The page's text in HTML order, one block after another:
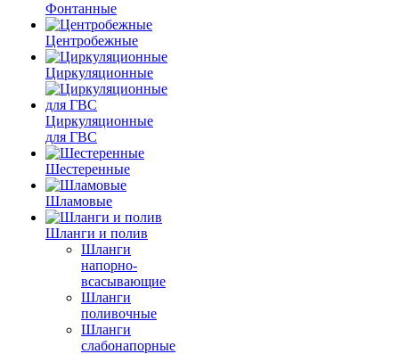
Фонтанные
Центробежные
Циркуляционные
Циркуляционные
для ГВС
Шестеренные
Шламовые
Шланги и полив
Шланги
напорно-
всасывающие
Шланги
поливочные
Шланги
слабонапорные